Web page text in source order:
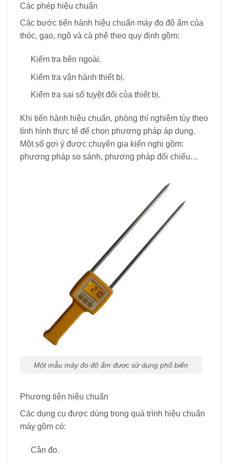
Các phép hiệu chuẩn
Các bước tiến hành hiệu chuẩn máy đo độ ẩm của
thóc, gạo, ngô và cà phê theo quy định gồm:
Kiểm tra bên ngoài.
Kiểm tra vận hành thiết bị.
Kiểm tra sai số tuyệt đối của thiết bị.
Khi tiến hành hiệu chuẩn, phòng thí nghiệm tùy theo
tình hình thực tế để chọn phương pháp áp dụng.
Một số gợi ý được chuyên gia kiến nghị gồm:
phương pháp so sánh, phương pháp đối chiếu…
Một mẫu máy đo độ ẩm được sử dụng phổ biến
Phương tiện hiệu chuẩn
Các dụng cụ được dùng trong quá trình hiệu chuẩn
máy gồm có:
Cân đo.